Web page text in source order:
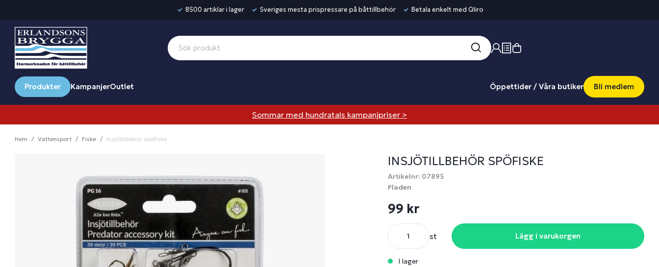
8500 artiklar i lager Sveriges mesta prispressare på båttillbehör Betala enkelt med Qliro
Produkter KampanjerOutlet Öppettider / Våra butiker Bli medlem
Sommar med hundratals kampanjpriser >
Hem Vattensport Fiske Insjötillbehör spöfiske
INSJÖTILLBEHÖR SPÖFISKE
Artikelnr: 07895
Fladen
99 kr
st Lägg i varukorgen
i lager